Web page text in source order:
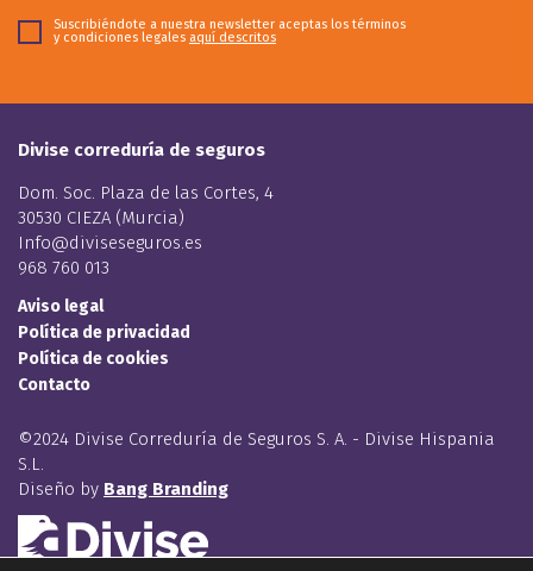
Suscribiéndote a nuestra newsletter aceptas los términos
y condiciones legales aquí descritos
Divise correduría de seguros
Dom. Soc. Plaza de las Cortes, 4
30530 CIEZA (Murcia)
Info@diviseseguros.es
968 760 013
Aviso legal
Política de privacidad
Política de cookies
Contacto
©2024 Divise Correduría de Seguros S. A. - Divise Hispania
S.L.
Diseño by Bang Branding